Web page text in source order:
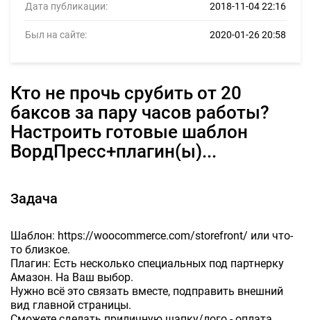
Дата публикации: 2018-11-04 22:16
Был на сайте: 2020-01-26 20:58
Кто не прочь срубить от 20
баксов за пару часов работы?
Настроить готовые шаблон
ВордПресс+плагин(ы)...
Задача
Шаблон: https://woocommerce.com/storefront/ или что-
то близкое.
Плагин: Есть несколько специальных под партнерку
Амазон. На Ваш выбор.
Нужно всё это связать вместе, подправить внешний
вид главной страницы.